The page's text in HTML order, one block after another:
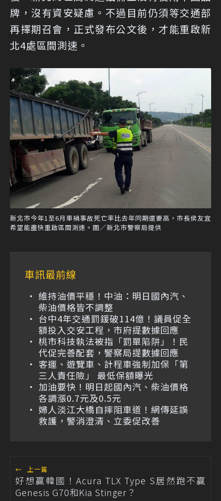
牌，沒有資安疑慮。不過目前仍須等交通部
再擇期召會，正式發布公文後，才能重啟新
北4處區間測速。
新北市今年1至6月車禍事故死亡率比去年同期還要高，市長侯友宜
希望能盡快重啟區間測速。圖／新北市警察局提供
車訊最前線
維持油價平穩！中油：明日國內汽、
柴油價格皆不調整
台中4年交通罰鍰破114億！議員促全
額投入交安工程，市府提數據回應
桃市科技執法被指「罰單陷阱」！民
代促完善配套，警察局提數據回應
客運、遊覽車、計程車強制加保「第
三人責任險」 最低保額曝光
加油要快！明日起國內汽、柴油價格
各調漲0.7元及0.5元
婦人淡江大橋自摔阻車道！網傳延誤
救護，警消澄清、立委促改善
← 上一篇
好想贏韓國！Acura TLX Type S居然跑不贏
Genesis G70和Kia Stinger？